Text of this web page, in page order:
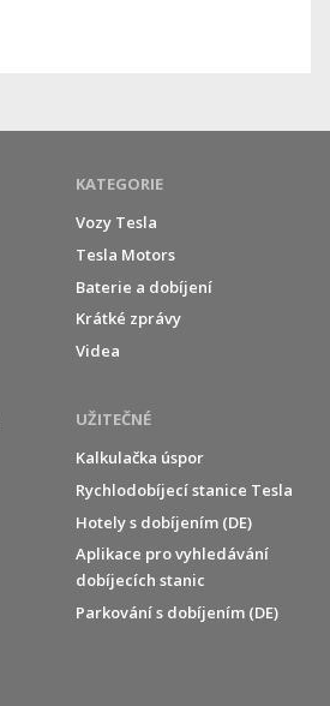
KATEGORIE
Vozy Tesla
Tesla Motors
Baterie a dobíjení
Krátké zprávy
Videa
UŽITEČNÉ
Kalkulačka úspor
Rychlodobíjecí stanice Tesla
Hotely s dobíjením (DE)
Aplikace pro vyhledávání
dobíjecích stanic
Parkování s dobíjením (DE)